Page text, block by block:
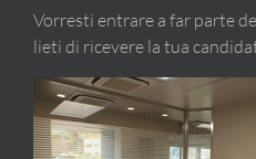
Vorresti entrare a far parte
lieti di ricevere la tua